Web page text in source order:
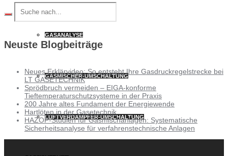
GASANALYSE
GASMISCHER-UMSCHALTUNG
LUFTVERDAMPFER-UMSCHALTUNG
Neuste Blogbeiträge
Neues Erklärvideo: So entsteht Ihre Gasdruckregelstrecke bei
LT GASETECHNIK
Sprödbruch vermeiden – EIGA-konforme
Tieftemperaturschutzsysteme in der Praxis
200 Jahre altes Fundament der Energiewende
Hartlöten in der Gasetechnik
HAZOP-Studien für Gasmischanlagen: Systematische
Sicherheitsanalyse für verfahrenstechnische Anlagen